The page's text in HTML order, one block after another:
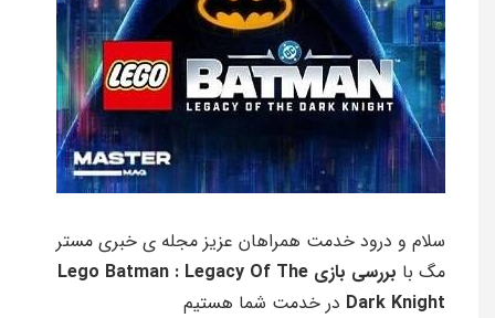
سلام و درود خدمت همراهان عزیز مجله‌‌‌ ی خبری مستر
مگ با
بررسی بازی Lego Batman : Legacy Of The
Dark Knight در خدمت شما هستیم